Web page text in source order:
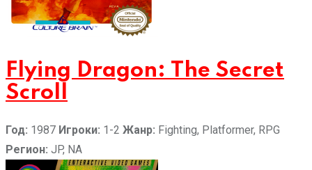
Flying Dragon: The Secret
Scroll
Год: 1987 Игроки: 1-2 Жанр: Fighting, Platformer, RPG
Регион: JP, NA